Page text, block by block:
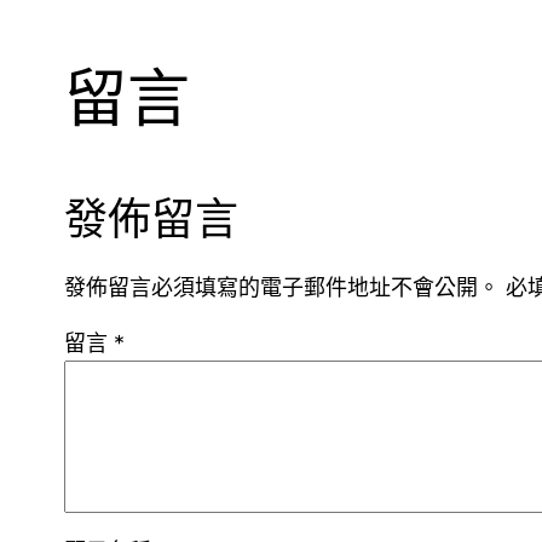
留言
發佈留言
發佈留言必須填寫的電子郵件地址不會公開。 必
留言 *